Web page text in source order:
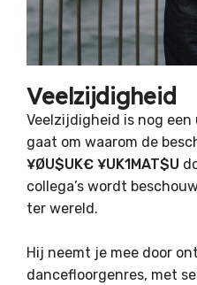
Veelzijdigheid
Veelzijdigheid is nog
gaat om waarom de
¥ØU$UK€ ¥UK1MAT$U
collega’s wordt
ter wereld.
Hij neemt je mee door
dancefloorgenres, met